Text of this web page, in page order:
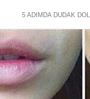
5 ADIMDA DUDAK